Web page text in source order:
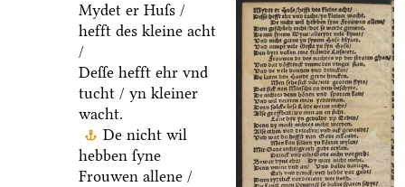
Mydet er Huſs /
hefft des kleine acht
/
Deſſe hefft ehr vnd
tucht / yn kleiner
wacht.
De nicht wil
hebben ſyne
Frouwen allene /